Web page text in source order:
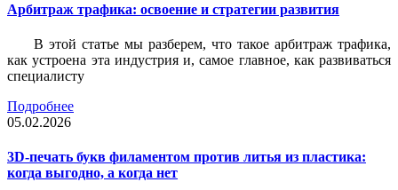
Арбитраж трафика: освоение и стратегии развития
В этой статье мы разберем, что такое арбитраж трафика,
как устроена эта индустрия и, самое главное, как развиваться
специалисту
Подробнее
05.02.2026
3D-печать букв филаментом против литья из пластика:
когда выгодно, а когда нет